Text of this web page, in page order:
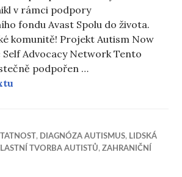
v rámci podpory
fondu Avast Spolu do života.
komunitě! Projekt Autism Now
Advocacy Network Tento
podpořen …
, DIAGNÓZA AUTISMUS, LIDSKÁ
TVORBA AUTISTŮ,ZAHRANIČNÍ